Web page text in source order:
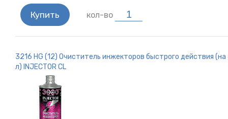
Купить кол-во
3216 HG (12) Очиститель инжекторов быстрого действия (на
л) INJECTOR CL